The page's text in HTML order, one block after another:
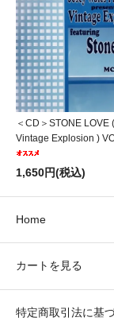
＜CD＞STONE LOVE (
Vintage Explosion )
1,650円(税込)
Home
カートを見る
特定商取引法に基